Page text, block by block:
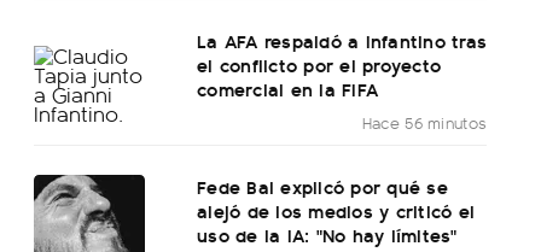
La AFA respaldó a Infantino tras
el conflicto por el proyecto
comercial en la FIFA
Hace 56 minutos
Fede Bal explicó por qué se
alejó de los medios y criticó el
uso de la IA: "No hay límites"